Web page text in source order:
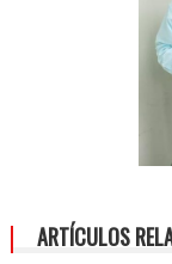
ARTÍCULOS